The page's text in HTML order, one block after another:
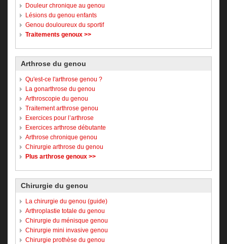
Douleur chronique au genou
Lésions du genou enfants
Genou douloureux du sportif
Traitements genoux >>
Arthrose du genou
Qu'est-ce l'arthrose genou ?
La gonarthrose du genou
Arthroscopie du genou
Traitement arthrose genou
Exercices pour l’arthrose
Exercices arthrose débutante
Arthrose chronique genou
Chirurgie arthrose du genou
Plus arthrose genoux >>
Chirurgie du genou
La chirurgie du genou (guide)
Arthroplastie totale du genou
Chirurgie du ménisque genou
Chirurgie mini invasive genou
Chirurgie prothèse du genou